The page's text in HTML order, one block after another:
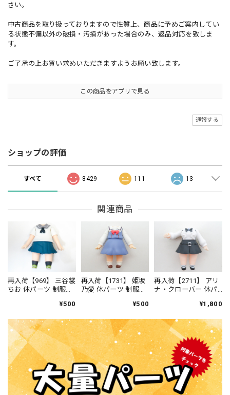
さい。
中古商品を取り扱っておりますので性質上、商品に予めご案内してい
る状態不備以外の破損・汚損があった場合のみ、返品対応を致しま
す。
ご了承の上お買い求めいただきますようお願い致します。
この商品をアプリで見る
通報する
ショップの評価
すべて 8429 111 13
関連商品
再入荷【969】 三谷裳
ちお 体パーツ 制服
¥500
再入荷【1731】 姫坂
乃愛 体パーツ 制服
¥500
再入荷【2711】 アリ
ナ・クローバー 体パ
ンマー付き） ねん
¥1,800